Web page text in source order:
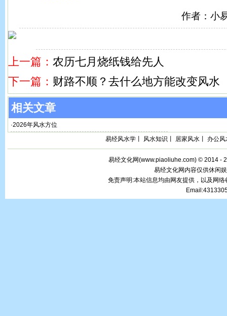
作者：小
上一篇： 农历七月烧纸钱给先人
下一篇： 财路不顺？去什么地方能改变风水
相关文章
·2026年风水方位
易经风水学
风水知识 居家风水 办公风
易经文化网(www.piaoliuhe.com) © 2014 -
易经文化网内容仅供休闲
免责声明:本站信息均由网友提供，以及网